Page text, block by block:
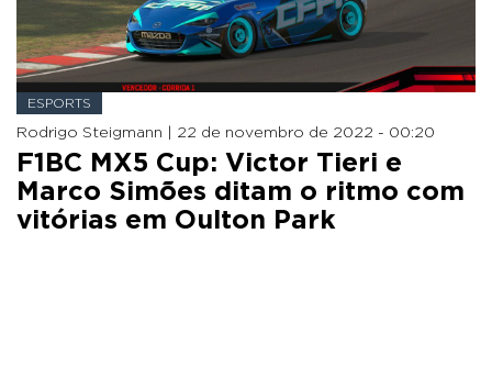
ESPORTS
Rodrigo Steigmann | 22 de novembro de 2022 - 00:20
F1BC MX5 Cup: Victor Tieri e
Marco Simões ditam o ritmo com
vitórias em Oulton Park